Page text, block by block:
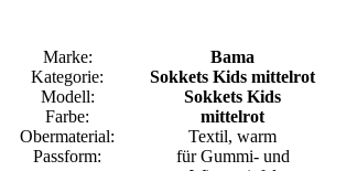
Marke:
Bama
Kategorie:
Sokkets Kids mittelrot
Modell:
Sokkets Kids
Farbe:
mittelrot
Obermaterial:
Textil, warm
Passform:
für Gummi- und